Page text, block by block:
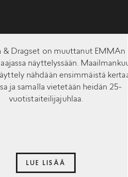
& Dragset on muuttanut EMMAn
näyttelyssään.
nähdään ensimmäistä
ja samalla vietetään heidän 25-
vuotistaiteilijajuhlaa.
LUE LISÄÄ